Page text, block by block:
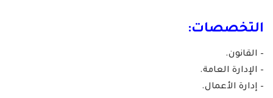
التخصصات:
– القانون.
– الإدارة العامة.
– إدارة الأعمال.